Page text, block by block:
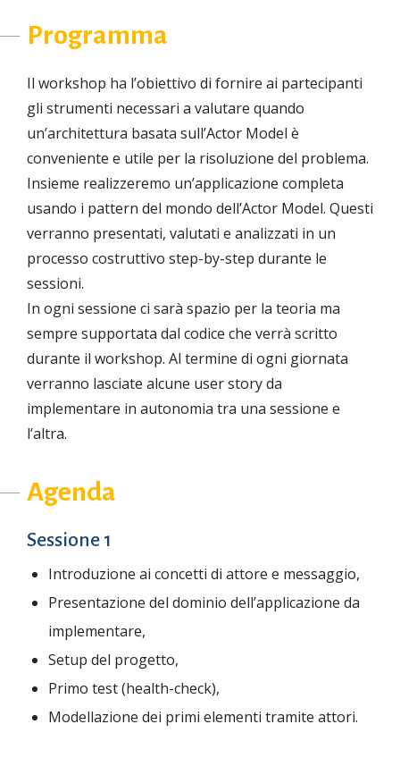
Programma
Il workshop ha l’obiettivo di fornire ai partecipanti
gli strumenti necessari a valutare quando
un’architettura basata sull’Actor Model è
conveniente e utile per la risoluzione del problema.
Insieme realizzeremo un’applicazione completa
usando i pattern del mondo dell’Actor Model. Questi
verranno presentati, valutati e analizzati in un
processo costruttivo step-by-step durante le
sessioni.
In ogni sessione ci sarà spazio per la teoria ma
sempre supportata dal codice che verrà scritto
durante il workshop. Al termine di ogni giornata
verranno lasciate alcune user story da
implementare in autonomia tra una sessione e
l’altra.
Agenda
Sessione 1
Introduzione ai concetti di attore e messaggio,
Presentazione del dominio dell’applicazione da
implementare,
Setup del progetto,
Primo test (health-check),
Modellazione dei primi elementi tramite attori.